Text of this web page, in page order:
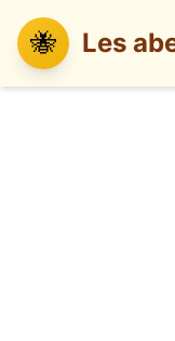
🐝 Les